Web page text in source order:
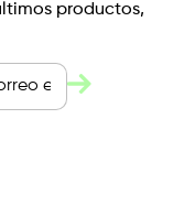
productos,